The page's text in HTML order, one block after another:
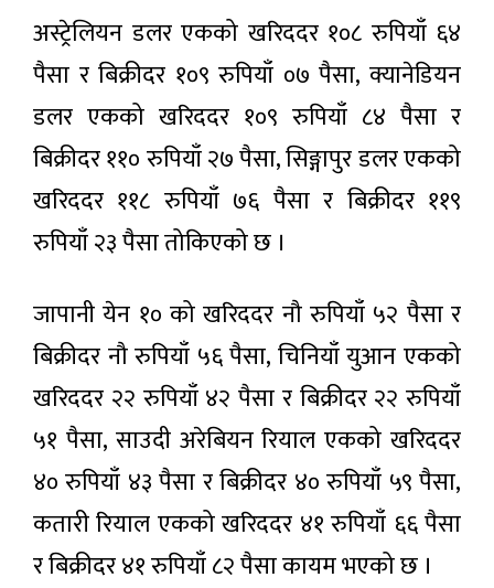
सभामा
पेश हुँदै!
अड्किने
दिन
सकिए!
बीपी
राजमार्गको
रोशी–९ मा
पहिरो,
यातायात
पूर्ण रूपमा
३८ मिनेट अगाडी
लोकप्रिय
समाचार
आजको
राशिफल
मौसम :
केही
स्थानमा
भारी
वर्षाको
सम्भावना
५३ मिनेट
आजका
लागि
विदेशी
मुद्राको
विनिमय
४८ मिनेट
अस्ट्रेलियन डलर एकको खरिददर १०८ रुपियाँ ६४
पैसा र बिक्रीदर १०९ रुपियाँ ०७ पैसा, क्यानेडियन
डलर एकको खरिददर १०९ रुपियाँ ८४ पैसा र
बिक्रीदर ११० रुपियाँ २७ पैसा, सिङ्गापुर डलर एकको
खरिददर ११८ रुपियाँ ७६ पैसा र बिक्रीदर ११९
रुपियाँ २३ पैसा तोकिएको छ ।
जापानी येन १० को खरिददर नौ रुपियाँ ५२ पैसा र
बिक्रीदर नौ रुपियाँ ५६ पैसा, चिनियाँ युआन एकको
खरिददर २२ रुपियाँ ४२ पैसा र बिक्रीदर २२ रुपियाँ
५१ पैसा, साउदी अरेबियन रियाल एकको खरिददर
४० रुपियाँ ४३ पैसा र बिक्रीदर ४० रुपियाँ ५९ पैसा,
कतारी रियाल एकको खरिददर ४१ रुपियाँ ६६ पैसा
र बिक्रीदर ४१ रुपियाँ ८२ पैसा कायम भएको छ ।